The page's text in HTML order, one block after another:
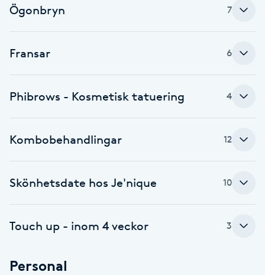
Bröllopsuppsättning
Celluliter
Color correction
Dermapen
Diamantslipning
Ögonbryn 7
Fransar 6
Phibrows - Kosmetisk tatuering 4
Kombobehandlingar 12
Skönhetsdate hos Je'nique 10
Touch up - inom 4 veckor 3
Personal